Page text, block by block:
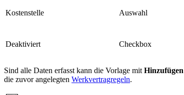
Kostenstelle Auswahl
Deaktiviert Checkbox
Sind alle Daten erfasst kann die Vorlage mitHinzufügen
die zuvor angelegten Werkvertragregeln.